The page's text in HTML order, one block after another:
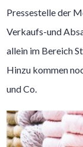
Pressestelle der
Verkaufs-und
allein im Bereich
Hinzu kommen
und Co.